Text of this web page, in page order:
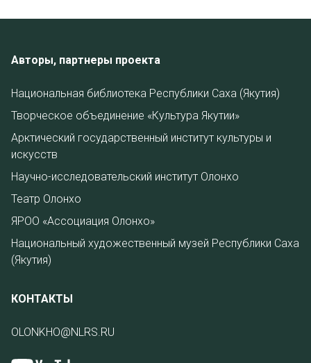
Авторы, партнеры проекта
Национальная библиотека Республики Саха (Якутия)
Творческое объединение «Культура Якутии»
Арктический государственный институт культуры и
искусств
Научно-исследовательский институт Олонхо
Театр Олонхо
ЯРОО «Ассоциация Олонхо»
Национальный художественный музей Республики Саха
(Якутия)
КОНТАКТЫ
OLONKHO@NLRS.RU